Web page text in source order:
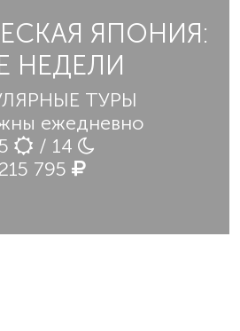
ЯПОНИЯ:
НЕДЕЛИ
ТУРЫ
ежедневно
/ 14
215 795